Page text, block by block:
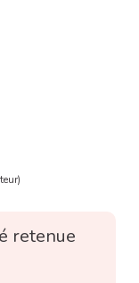
en ville
retenue